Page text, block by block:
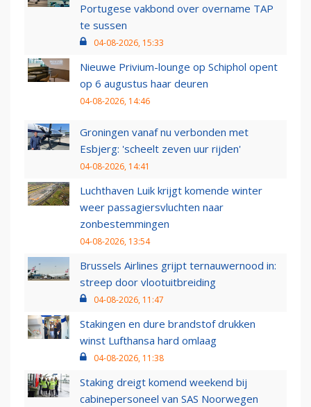
Portugese vakbond over overname TAP
te sussen
04-08-2026, 15:33
Nieuwe Privium-lounge op Schiphol opent
op 6 augustus haar deuren
04-08-2026, 14:46
Groningen vanaf nu verbonden met
Esbjerg: 'scheelt zeven uur rijden'
04-08-2026, 14:41
Luchthaven Luik krijgt komende winter
weer passagiersvluchten naar
zonbestemmingen
04-08-2026, 13:54
Brussels Airlines grijpt ternauwernood in:
streep door vlootuitbreiding
04-08-2026, 11:47
Stakingen en dure brandstof drukken
winst Lufthansa hard omlaag
04-08-2026, 11:38
Staking dreigt komend weekend bij
cabinepersoneel van SAS Noorwegen